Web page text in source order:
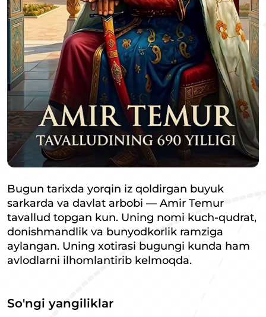
Bugun tarixda yorqin iz qoldirgan buyuk
sarkarda va davlat arbobi — Amir Temur
tavallud topgan kun. Uning nomi kuch-qudrat,
donishmandlik va bunyodkorlik ramziga
aylangan. Uning xotirasi bugungi kunda ham
avlodlarni ilhomlantirib kelmoqda.
So'ngi yangiliklar